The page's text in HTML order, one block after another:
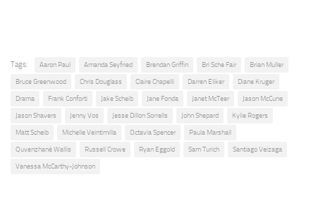
Tags: Aaron Paul Amanda Seyfried Brendan Griffin Bri Sche Fair Brian Muller
Bruce Greenwood Chris Douglass Claire Chapelli Darren Eliker Diane Kruger
Drama Frank Conforti Jake Scheib Jane Fonda Janet McTeer Jason McCune
Jason Shavers Jenny Vos Jesse Dillon Sorrells John Shepard Kylie Rogers
Matt Scheib Michelle Veintimilla Octavia Spencer Paula Marshall
Quvenzhané Wallis Russell Crowe Ryan Eggold Sam Turich Santiago Veizaga
Vanessa McCarthy-Johnson